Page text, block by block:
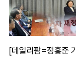
[데일리팜=정흥준